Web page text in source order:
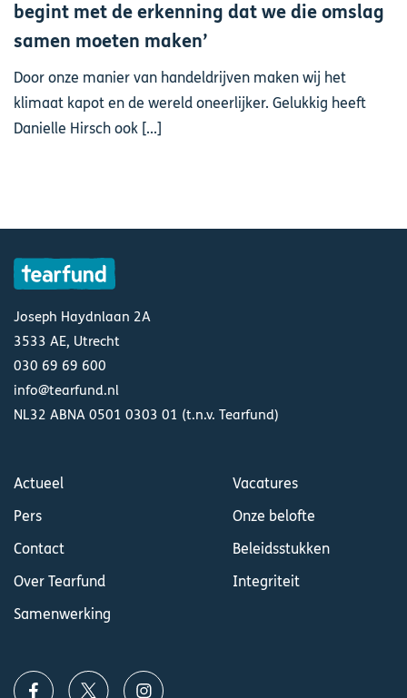
begint met de erkenning dat we die omslag
samen moeten maken’
Door onze manier van handeldrijven maken wij het
klimaat kapot en de wereld oneerlijker. Gelukkig heeft
Danielle Hirsch ook [...]
Joseph Haydnlaan 2A
3533 AE, Utrecht
030 69 69 600
info@tearfund.nl
NL32 ABNA 0501 0303 01 (t.n.v. Tearfund)
Actueel
Pers
Contact
Over Tearfund
Samenwerking
Vacatures
Onze belofte
Beleidsstukken
Integriteit